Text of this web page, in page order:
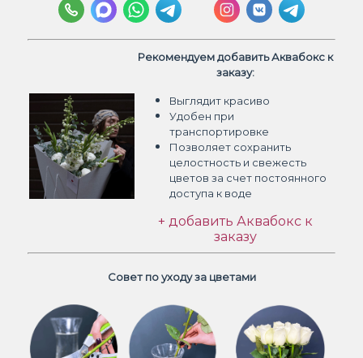
Рекомендуем добавить Аквабокс к
заказу:
Выглядит красиво
Удобен при
транспортировке
Позволяет сохранить
целостность и свежесть
цветов за счет постоянного
доступа к воде
+ добавить Аквабокс к
заказу
Совет по уходу за цветами